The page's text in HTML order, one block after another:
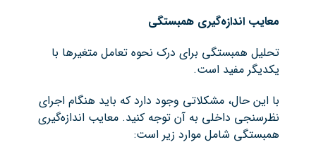
معایب اندازه‌گیری همبستگی
تحلیل همبستگی برای درک نحوه تعامل متغیرها با
یکدیگر مفید است.
با این حال، مشکلاتی وجود دارد که باید هنگام اجرای
نظرسنجی داخلی به آن توجه کنید. معایب اندازه‌گیری
همبستگی شامل موارد زیر است: